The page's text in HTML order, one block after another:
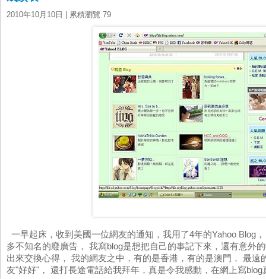
2010年10月10日 | 累積瀏覽 79
一早起床，收到美國一位網友的通知，我用了4年的Yahoo Blog
多不知名的廢廣告， 我寫blog是想把自己的事記下來，還有意外
出來交換心得， 我的網友之中，有的是香港，有的是澳門， 最
友"好好"， 還打長途電話給我拜年，真是令我感動，在網上寫